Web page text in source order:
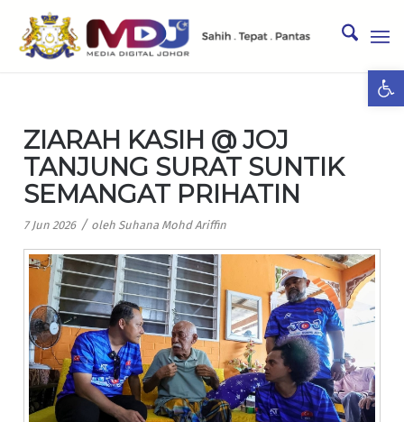
ZIARAH KASIH @ JOJ
TANJUNG SURAT SUNTIK
SEMANGAT PRIHATIN
7 Jun 2026 / oleh Suhana Mohd Ariffin